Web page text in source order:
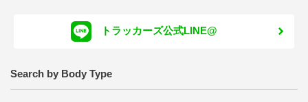
トラッカーズ公式LINE@
Search by Body Type